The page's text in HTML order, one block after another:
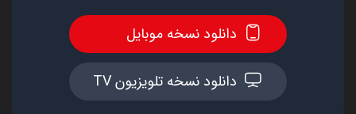
دانلود نسخه موبایل
دانلود نسخه تلویزیون TV